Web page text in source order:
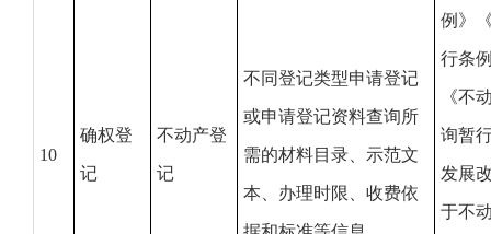
10
确权登
记
不动产登
记
不同登记类型申请登记
或申请登记资料查询所
需的材料目录、示范文
本、办理时限、收费依
例》
行条
《不
询暂
发展
于不